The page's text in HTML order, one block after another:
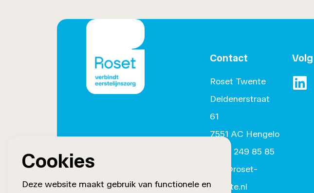
Contact
Roset Twente
Deldenerstraat
61
7551 AC Hengelo
(074) 249 85 85
info@roset-
twente.nl
Cookies
Deze website maakt gebruik van functionele en